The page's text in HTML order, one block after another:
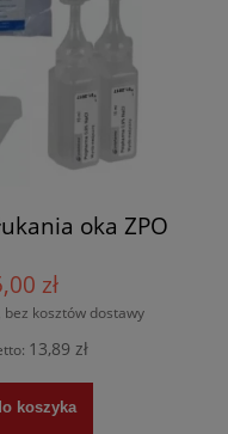
oka ZPO
zł
bez kosztów dostawy
13,89 zł
koszyka